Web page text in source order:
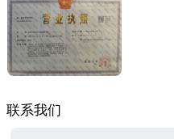
联系我们